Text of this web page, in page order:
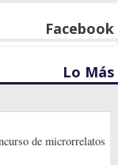
Facebook
Lo Más
de microrrelatos